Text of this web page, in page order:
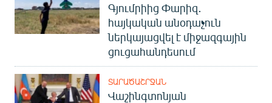
Գյումրիից Փարիզ․
հայկական անօդաչուն
ներկայացվել է միջազգային
ցուցահանդեսում
ՏԱՐԱԾԱՇՐՋԱՆ
Վաշինգտոնյան